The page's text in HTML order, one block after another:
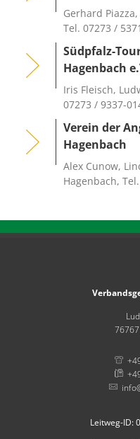
Gerhard
Tel. 07273 / 5371
Südpfalz-
Hagenbach
Iris Fleisch,
07273 / 9337-
Verein der
Hagenbach
Alex Cunow,
Hagenbach,
76767
Leitweg-ID: